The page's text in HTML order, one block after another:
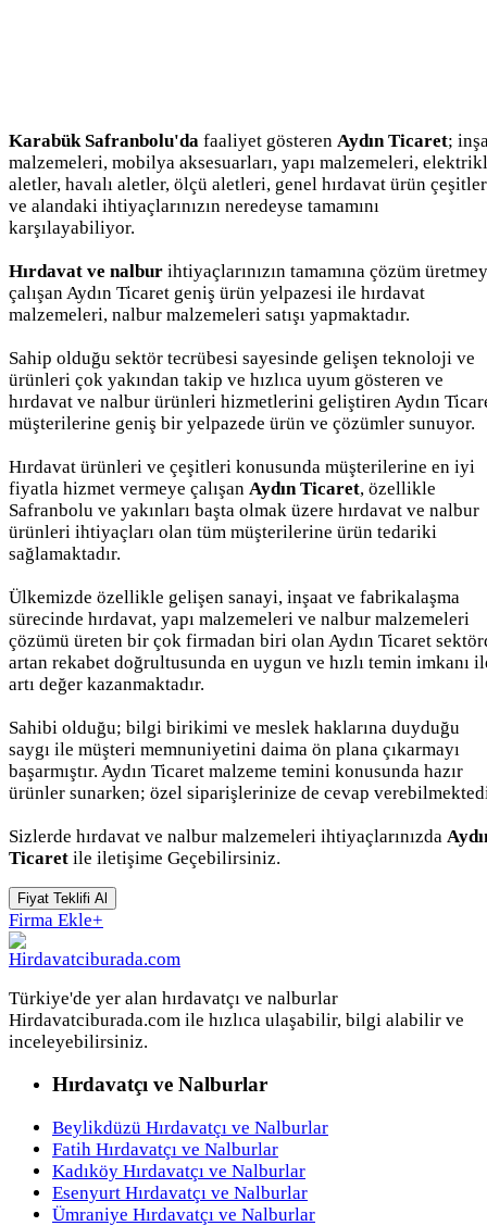
Karabük Safranbolu'da faaliyet gösteren Aydın Ticaret;
malzemeleri, mobilya aksesuarları, yapı malzemeleri,
aletler, havalı aletler, ölçü aletleri, genel hırdavat ürün
ve alandaki ihtiyaçlarınızın neredeyse tamamını
karşılayabiliyor.
Hırdavat ve nalbur ihtiyaçlarınızın tamamına çözüm
çalışan Aydın Ticaret geniş ürün yelpazesi ile hırdavat
malzemeleri, nalbur malzemeleri satışı yapmaktadır.
Sahip olduğu sektör tecrübesi sayesinde gelişen teknoloji ve
ürünleri çok yakından takip ve hızlıca uyum gösteren ve
hırdavat ve nalbur ürünleri hizmetlerini geliştiren Aydın
müşterilerine geniş bir yelpazede ürün ve çözümler sunuyor.
Hırdavat ürünleri ve çeşitleri konusunda müşterilerine en iyi
fiyatla hizmet vermeye çalışan Aydın Ticaret, özellikle
Safranbolu ve yakınları başta olmak üzere hırdavat ve nalbur
ürünleri ihtiyaçları olan tüm müşterilerine ürün tedariki
sağlamaktadır.
Ülkemizde özellikle gelişen sanayi, inşaat ve fabrikalaşma
sürecinde hırdavat, yapı malzemeleri ve nalbur malzemeleri
çözümü üreten bir çok firmadan biri olan Aydın Ticaret
artan rekabet doğrultusunda en uygun ve hızlı temin imkanı
artı değer kazanmaktadır.
Sahibi olduğu; bilgi birikimi ve meslek haklarına duyduğu
saygı ile müşteri memnuniyetini daima ön plana çıkarmayı
başarmıştır. Aydın Ticaret malzeme temini konusunda hazır
ürünler sunarken; özel siparişlerinize de cevap
Sizlerde hırdavat ve nalbur malzemeleri ihtiyaçlarınızda
Ticaret ile iletişime Geçebilirsiniz.
Fiyat Teklifi Al
Firma Ekle+
Türkiye'de yer alan hırdavatçı ve nalburlar
Hirdavatciburada.com ile hızlıca ulaşabilir, bilgi alabilir ve
inceleyebilirsiniz.
Hırdavatçı ve Nalburlar
Beylikdüzü Hırdavatçı ve Nalburlar
Fatih Hırdavatçı ve Nalburlar
Kadıköy Hırdavatçı ve Nalburlar
Esenyurt Hırdavatçı ve Nalburlar
Ümraniye Hırdavatçı ve Nalburlar